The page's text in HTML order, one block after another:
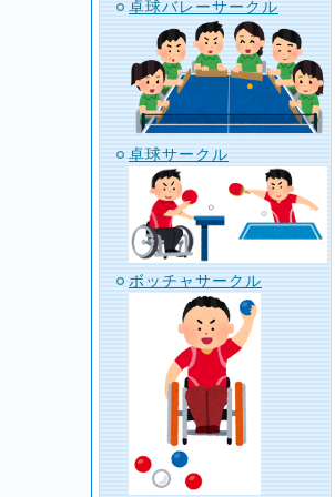
卓球バレーサークル
卓球サークル
ボッチャサークル